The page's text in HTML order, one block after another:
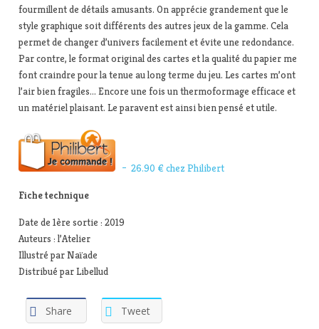
fourmillent de détails amusants. On apprécie grandement que le
style graphique soit différents des autres jeux de la gamme. Cela
permet de changer d’univers facilement et évite une redondance.
Par contre, le format original des cartes et la qualité du papier me
font craindre pour la tenue au long terme du jeu. Les cartes m’ont
l’air bien fragiles… Encore une fois un thermoformage efficace et
un matériel plaisant. Le paravent est ainsi bien pensé et utile.
– 26.90 € chez Philibert
Fiche technique
Date de 1ère sortie : 2019
Auteurs : l’Atelier
Illustré par Naïade
Distribué par Libellud
Share Tweet